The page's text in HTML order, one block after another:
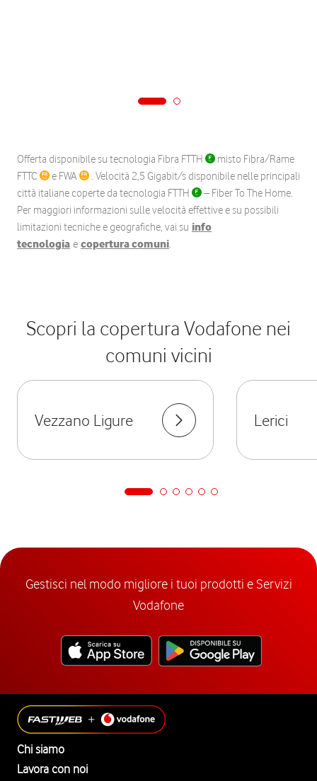
Offerta disponibile su tecnologia Fibra FTTH
misto Fibra/Rame
FTTC
e FWA
. Velocità 2,5 Gigabit/s disponibile nelle principali
città italiane coperte da tecnologia FTTH
– Fiber To The Home.
Per maggiori informazioni sulle velocità effettive e su possibili
limitazioni tecniche e geografiche, vai su info
tecnologia e copertura comuni.
Scopri la copertura Vodafone nei
comuni vicini
Vezzano Ligure Lerici
Gestisci nel modo migliore i tuoi prodotti e Servizi
Vodafone
Chi siamo
Lavora con noi